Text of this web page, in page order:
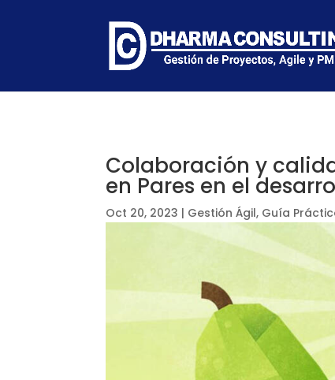
Colaboración y
en Pares en el
Oct 20, 2023 | Gestión Ágil, Guía